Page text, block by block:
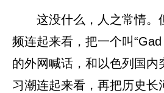
这没什么，人之常情。
频连起来看，把一个叫
的外网喊话，和以色列国内
习潮连起来看，再把历史长